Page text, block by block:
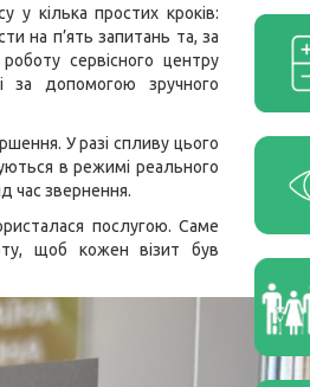
у кілька простих кроків:
на п’ять запитань та, за
сервісного центру
допомогою зручного
У разі спливу цього
в режимі реального
час звернення.
послугою. Саме
щоб кожен візит був